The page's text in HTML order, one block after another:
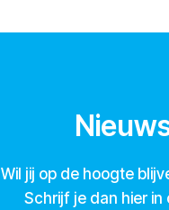
Wil jij op de hoogte
Schrijf je dan hier in